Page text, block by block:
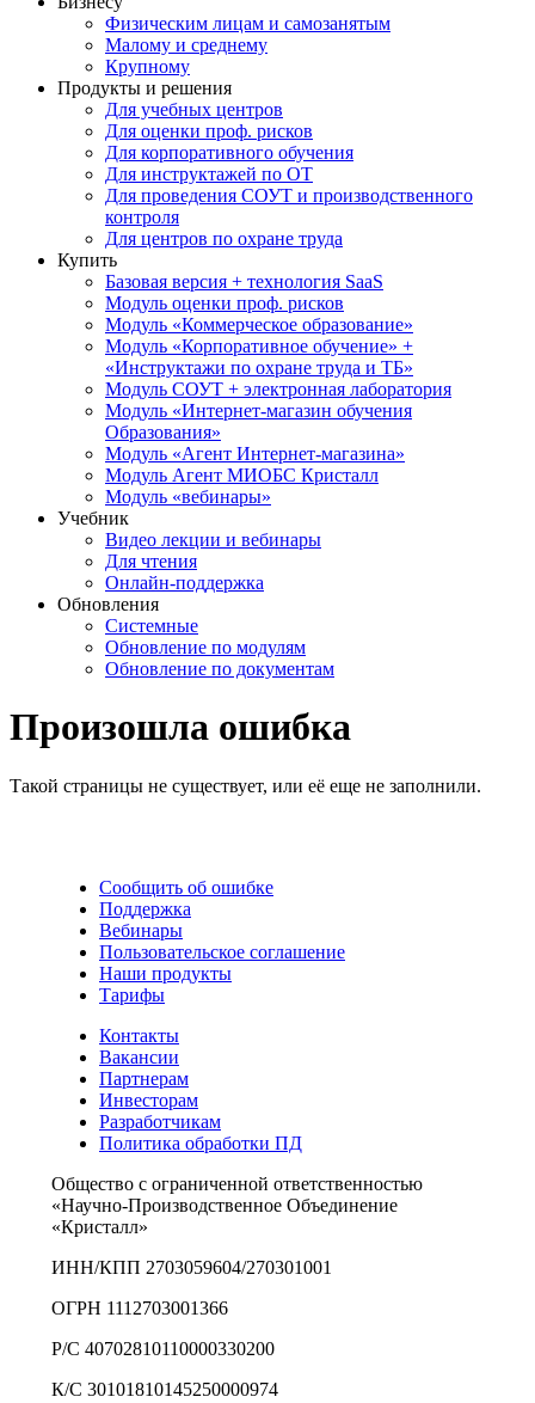
Физическим лицам и самозанятым
Малому и среднему
Крупному
Продукты и решения
Для учебных центров
Для оценки проф. рисков
Для корпоративного обучения
Для инструктажей по ОТ
Для проведения СОУТ и производственного
контроля
Для центров по охране труда
Купить
Базовая версия + технология SaaS
Модуль оценки проф. рисков
Модуль «Коммерческое образование»
Модуль «Корпоративное обучение» +
«Инструктажи по охране труда и ТБ»
Модуль СОУТ + электронная лаборатория
Модуль «Интернет-магазин обучения
Образования»
Модуль «Агент Интернет-магазина»
Модуль Агент МИОБС Кристалл
Модуль «вебинары»
Учебник
Видео лекции и вебинары
Для чтения
Онлайн-поддержка
Обновления
Системные
Обновление по модулям
Обновление по документам
Произошла ошибка
Такой страницы не существует, или её еще не заполнили.
Сообщить об ошибке
Поддержка
Вебинары
Пользовательское соглашение
Наши продукты
Тарифы
Контакты
Вакансии
Партнерам
Инвесторам
Разработчикам
Политика обработки ПД
Общество с ограниченной ответственностью
«Научно-Производственное Объединение
«Кристалл»
ИНН/КПП 2703059604/270301001
ОГРН 1112703001366
Р/С 40702810110000330200
К/С 30101810145250000974